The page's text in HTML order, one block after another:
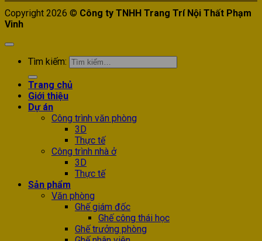
Copyright 2026 © Công ty TNHH Trang Trí Nội Thất Phạm
Vinh
Tìm kiếm:
Trang chủ
Giới thiệu
Dự án
Công trình văn phòng
3D
Thực tế
Công trình nhà ở
3D
Thực tế
Sản phẩm
Văn phòng
Ghế giám đốc
Ghế công thái học
Ghế trưởng phòng